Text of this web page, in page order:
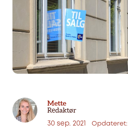
Mette
Redaktør
30 sep. 2021 Opdateret: